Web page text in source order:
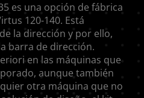
es una opción de fábrica
120-140. Está
la dirección y por ello,
barra de dirección.
en las máquinas que
aunque también
otra máquina que no